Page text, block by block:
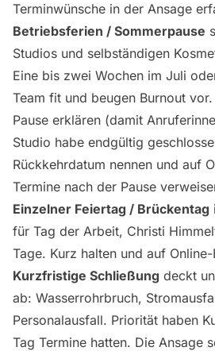
Terminwünsche in der Ansage
Betriebsferien / Sommerpause
Studios und selbständigen
Eine bis zwei Wochen im Juli
Team fit und beugen Burnout
Pause erklären (damit
Studio habe endgültig
Rückkehrdatum nennen und auf
Termine nach der Pause
Einzelner Feiertag / Brückentag
für Tag der Arbeit, Christi
Tage. Kurz halten und auf
Kurzfristige Schließung deckt
ab: Wasserrohrbruch,
Personalausfall. Priorität haben
Tag Termine hatten. Die Ansage